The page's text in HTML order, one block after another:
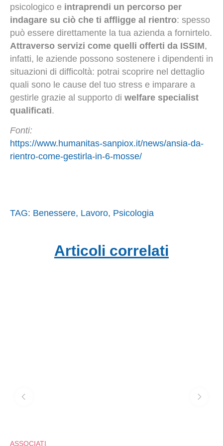
psicologico e intraprendi un percorso per
indagare su ciò che ti affligge al rientro: spesso
può essere direttamente la tua azienda a fornirtelo.
Attraverso servizi come quelli offerti da ISSIM,
infatti, le aziende possono sostenere i dipendenti in
situazioni di difficoltà: potrai scoprire nel dettaglio
quali sono le cause del tuo stress e imparare a
gestirle grazie al supporto di welfare specialist
qualificati.
Fonti:
https://www.humanitas-sanpiox.it/news/ansia-da-
rientro-come-gestirla-in-6-mosse/
TAG: Benessere, Lavoro, Psicologia
Articoli correlati
ASSOCIATI